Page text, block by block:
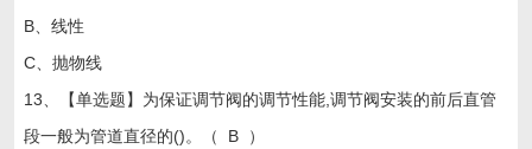
B、线性
C、抛物线
13、【单选题】为保证调节阀的调节性能,调节阀安装的前后直管
段一般为管道直径的()。（ B ）